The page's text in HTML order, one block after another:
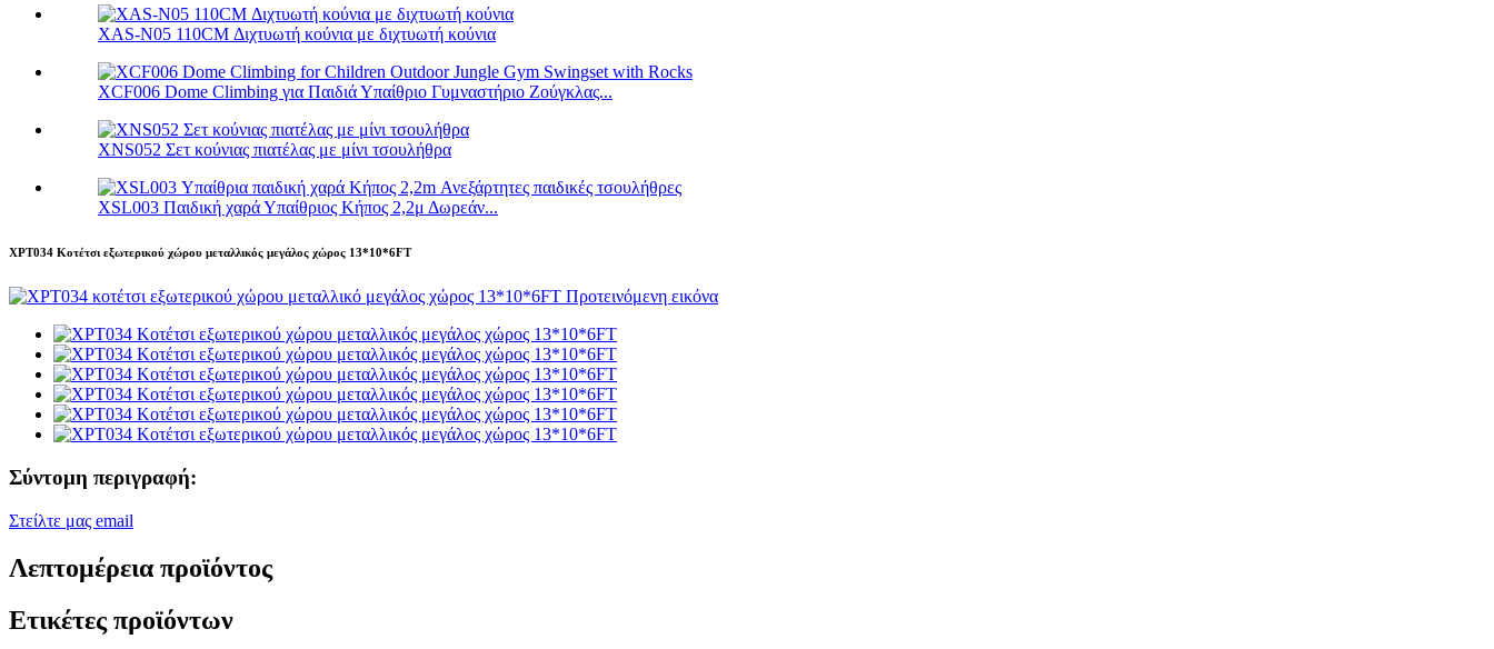
XAS-N05 110CM Διχτυωτή κούνια με διχτυωτή κούνια
XCF006 Dome Climbing για Παιδιά Υπαίθριο Γυμναστήριο Ζούγκλας...
XNS052 Σετ κούνιας πιατέλας με μίνι τσουλήθρα
XSL003 Παιδική χαρά Υπαίθριος Κήπος 2,2μ Δωρεάν...
XPT034 Κοτέτσι εξωτερικού χώρου μεταλλικός μεγάλος χώρος 13*10*6FT
Σύντομη περιγραφή:
Στείλτε μας email
Λεπτομέρεια προϊόντος
Ετικέτες προϊόντων